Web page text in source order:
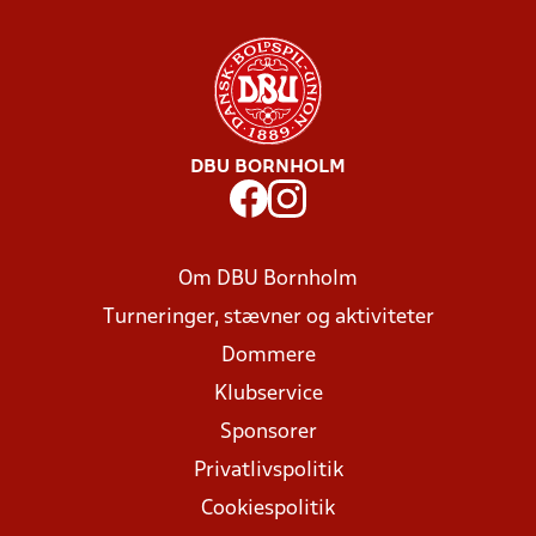
DBU BORNHOLM
Om DBU Bornholm
Turneringer, stævner og aktiviteter
Dommere
Klubservice
Sponsorer
Privatlivspolitik
Cookiespolitik